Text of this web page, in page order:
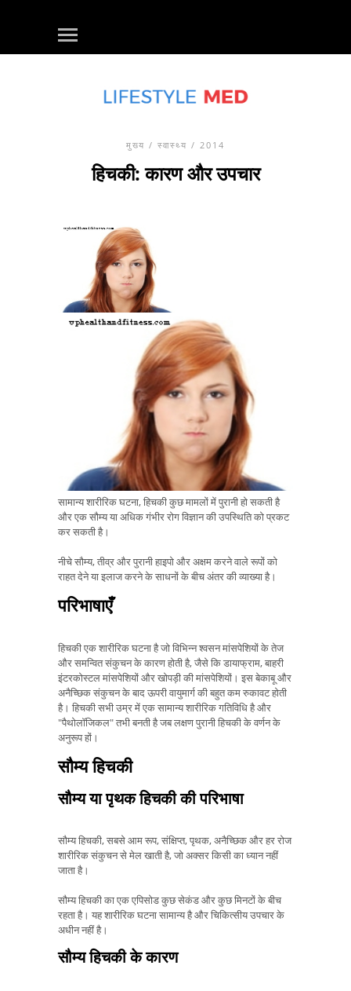
मुख्य / स्वास्थ्य / 2014
हिचकी: कारण और उपचार
सामान्य शारीरिक घटना, हिचकी कुछ मामलों में पुरानी हो सकती है
और एक सौम्य या अधिक गंभीर रोग विज्ञान की उपस्थिति को प्रकट
कर सकती है।
नीचे सौम्य, तीव्र और पुरानी हाइपो और अक्षम करने वाले रूपों को
राहत देने या इलाज करने के साधनों के बीच अंतर की व्याख्या है।
परिभाषाएँ
हिचकी एक शारीरिक घटना है जो विभिन्न श्वसन मांसपेशियों के तेज
और समन्वित संकुचन के कारण होती है, जैसे कि डायाफ्राम, बाहरी
इंटरकोस्टल मांसपेशियों और खोपड़ी की मांसपेशियों। इस बेकाबू और
अनैच्छिक संकुचन के बाद ऊपरी वायुमार्ग की बहुत कम रुकावट होती
है। हिचकी सभी उम्र में एक सामान्य शारीरिक गतिविधि है और
"पैथोलॉजिकल" तभी बनती है जब लक्षण पुरानी हिचकी के वर्णन के
अनुरूप हों।
सौम्य हिचकी
सौम्य या पृथक हिचकी की परिभाषा
सौम्य हिचकी, सबसे आम रूप, संक्षिप्त, पृथक, अनैच्छिक और हर रोज
शारीरिक संकुचन से मेल खाती है, जो अक्सर किसी का ध्यान नहीं
जाता है।
सौम्य हिचकी का एक एपिसोड कुछ सेकंड और कुछ मिनटों के बीच
रहता है। यह शारीरिक घटना सामान्य है और चिकित्सीय उपचार के
अधीन नहीं है।
सौम्य हिचकी के कारण